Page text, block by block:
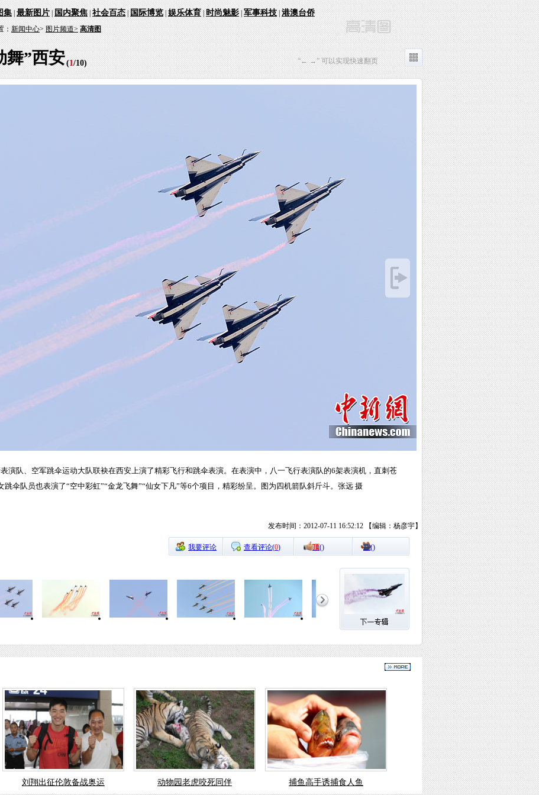
集|最新图片|国内聚焦|社会百态|国际博览|娱乐体育|时尚魅影|军事科技|港澳台侨
：新闻中心>图片频道> 高清图
舞”西安(1/10) “← →” 可以实现快速翻页
演队、空军跳伞运动大队联袂在西安上演了精彩飞行和跳伞表演。在表演中，八一飞行表演队的6架表演机，直刺苍
伞队员也表演了“空中彩虹”“金龙飞舞”“仙女下凡”等6个项目，精彩纷呈。图为四机箭队斜斤斗。张远 摄
发布时间：2012-07-11 16:52:12 【编辑：杨彦宇】
我要评论 查看评论(0) 顶() 踩()
刘翔出征伦敦备战奥运 动物园老虎咬死同伴 捕鱼高手诱捕食人鱼